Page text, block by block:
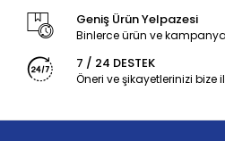
Geniş Ürün Yelpazesi
Binlerce ürün ve
7 / 24 DESTEK
Öneri ve şikayetlerinizi bize